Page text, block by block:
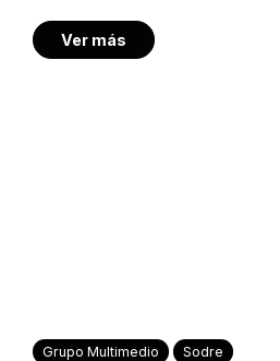
Ver más
Grupo Multimedio Sodre